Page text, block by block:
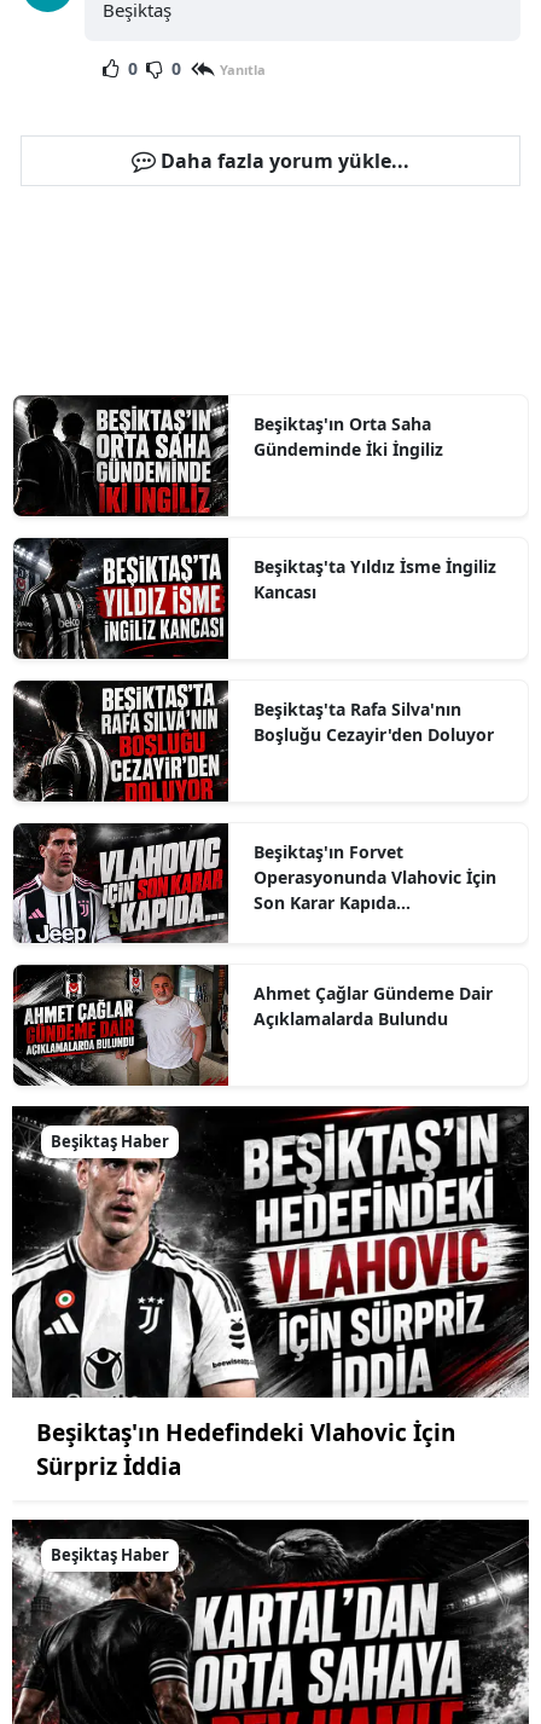
Beşiktaş
0 0 Yanıtla
Daha fazla yorum yükle...
Beşiktaş'ın Orta Saha
Gündeminde İki İngiliz
Beşiktaş'ta Yıldız İsme İngiliz
Kancası
Beşiktaş'ta Rafa Silva'nın
Boşluğu Cezayir'den Doluyor
Beşiktaş'ın Forvet
Operasyonunda Vlahovic İçin
Son Karar Kapıda...
Ahmet Çağlar Gündeme Dair
Açıklamalarda Bulundu
Beşiktaş Haber
Beşiktaş'ın Hedefindeki Vlahovic İçin
Sürpriz İddia
Beşiktaş Haber